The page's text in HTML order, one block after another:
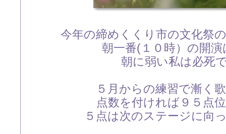
今年の締めくくり市の文化祭
朝一番(１０時）の開
朝に弱い私は必死
５月からの練習で漸く
点数を付ければ９５点
５点は次のステージに向